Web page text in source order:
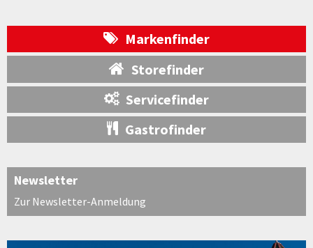
Markenfinder
Storefinder
Servicefinder
Gastrofinder
Newsletter
Zur Newsletter-Anmeldung